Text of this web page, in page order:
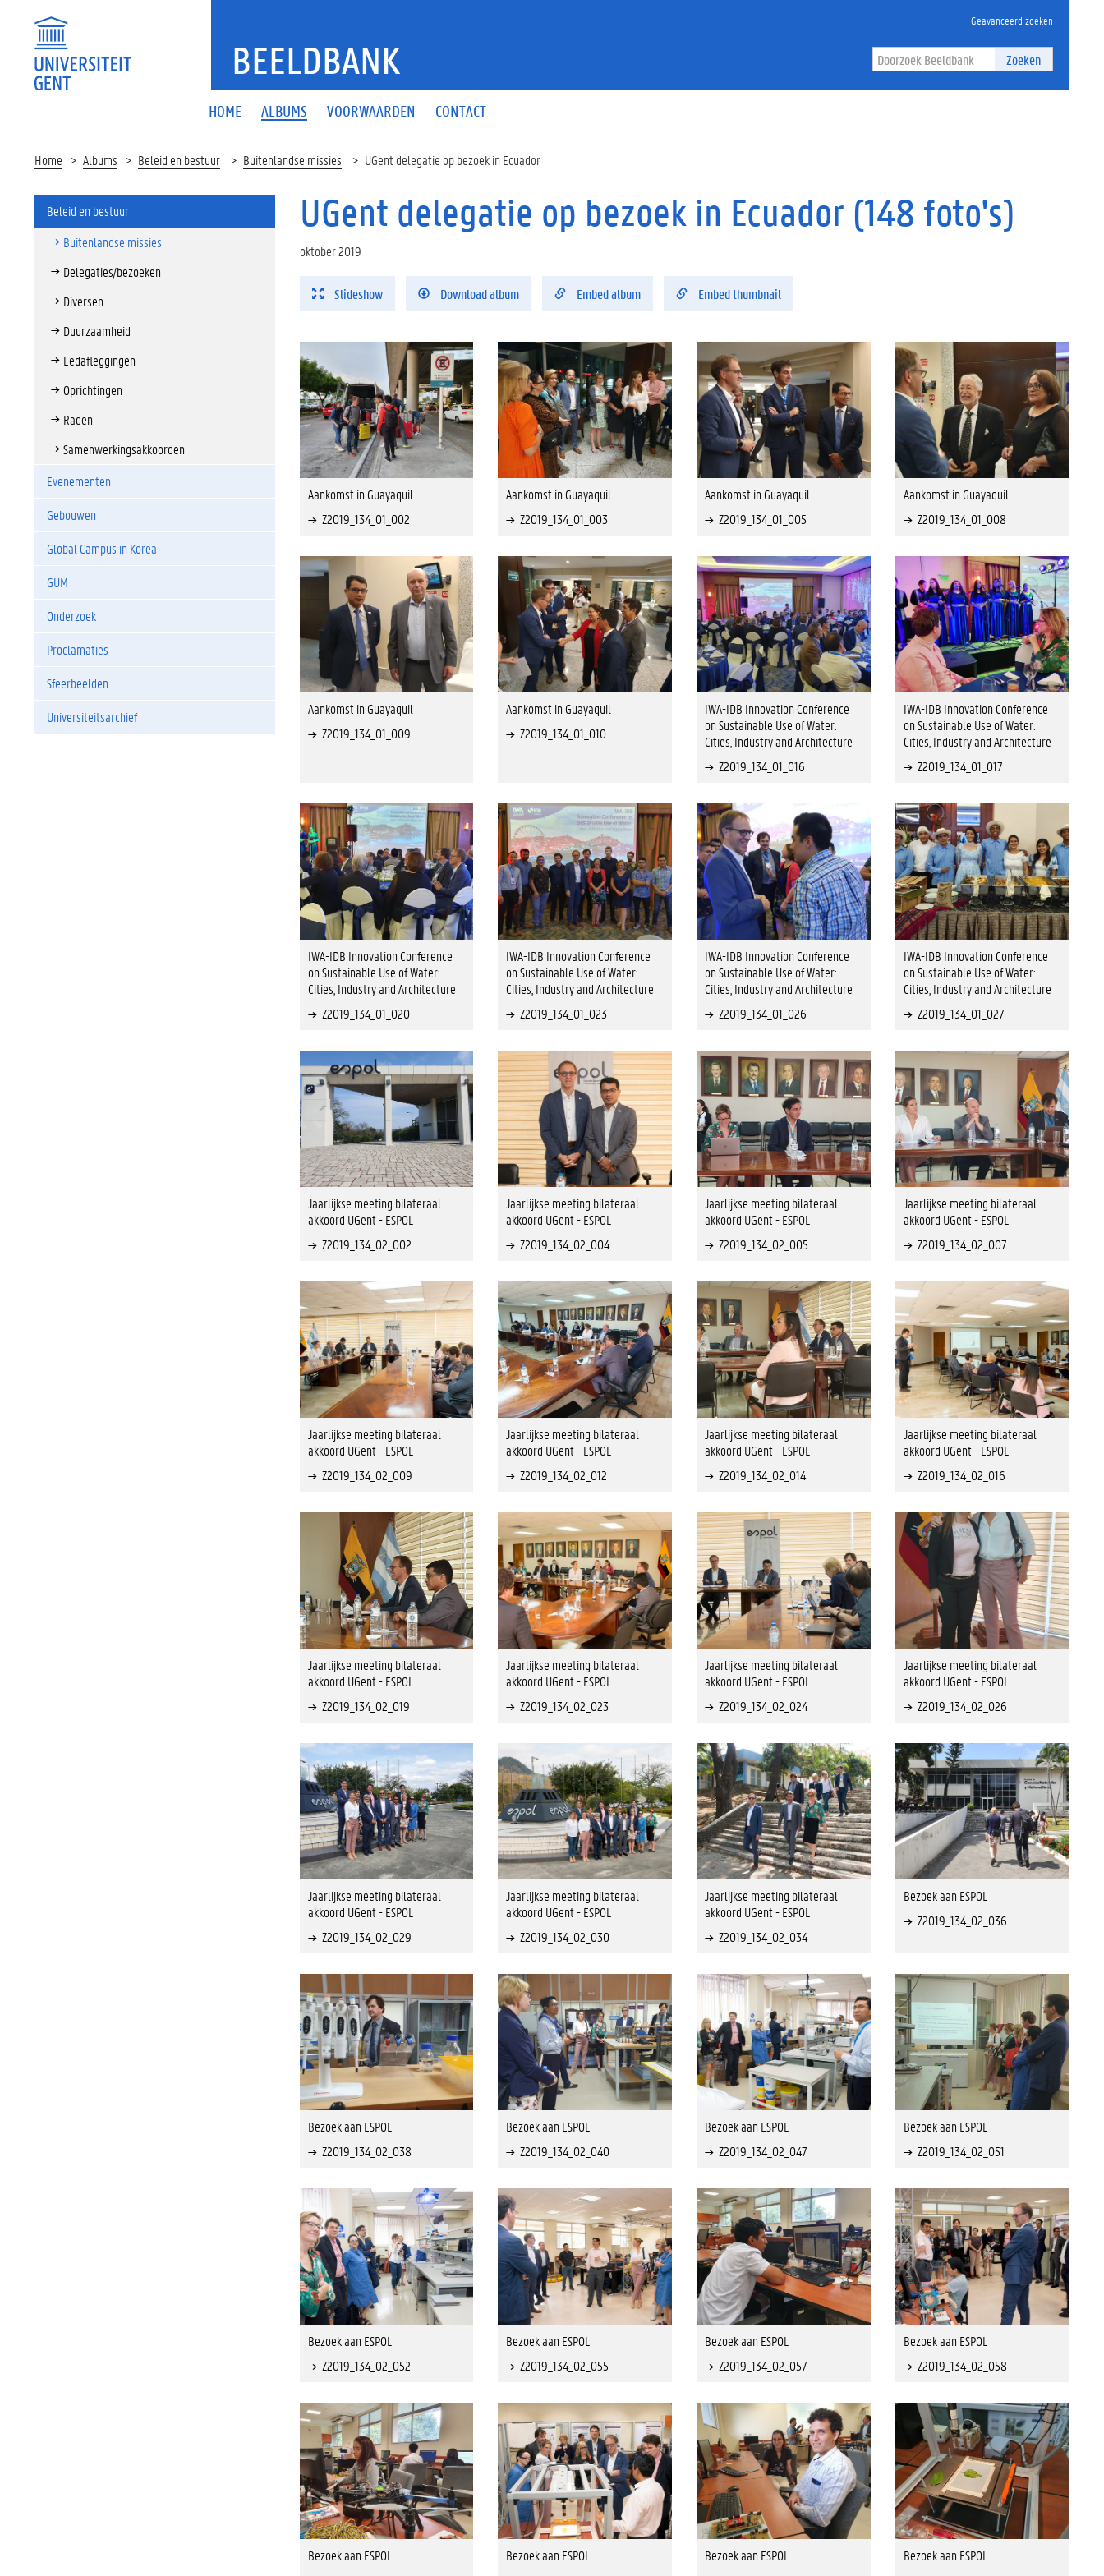
BEELDBANK
Geavanceerd zoeken
Zoeken
HOME ALBUMS VOORWAARDEN CONTACT
Home Albums Beleid en bestuur Buitenlandse missies UGent delegatie op bezoek in Ecuador
Beleid en bestuur
Buitenlandse missies
Delegaties/bezoeken
Diversen
Duurzaamheid
Eedafleggingen
Oprichtingen
Raden
Samenwerkingsakkoorden
Evenementen
Gebouwen
Global Campus in Korea
GUM
Onderzoek
Proclamaties
Sfeerbeelden
Universiteitsarchief
UGent delegatie op bezoek in Ecuador (148 foto's)
oktober 2019
Slideshow Download album Embed album Embed thumbnail
Aankomst in Guayaquil
Z2019_134_01_002
Aankomst in Guayaquil
Z2019_134_01_003
Aankomst in Guayaquil
Z2019_134_01_005
Aankomst in Guayaquil
Z2019_134_01_008
Aankomst in Guayaquil
Z2019_134_01_009
Aankomst in Guayaquil
Z2019_134_01_010
IWA-IDB Innovation Conference
on Sustainable Use of Water:
Cities, Industry and Architecture
Z2019_134_01_016
IWA-IDB Innovation Conference
on Sustainable Use of Water:
Cities, Industry and Architecture
Z2019_134_01_017
IWA-IDB Innovation Conference
on Sustainable Use of Water:
Cities, Industry and Architecture
Z2019_134_01_020
IWA-IDB Innovation Conference
on Sustainable Use of Water:
Cities, Industry and Architecture
Z2019_134_01_023
IWA-IDB Innovation Conference
on Sustainable Use of Water:
Cities, Industry and Architecture
Z2019_134_01_026
IWA-IDB Innovation Conference
on Sustainable Use of Water:
Cities, Industry and Architecture
Z2019_134_01_027
Jaarlijkse meeting bilateraal
akkoord UGent - ESPOL
Z2019_134_02_002
Jaarlijkse meeting bilateraal
akkoord UGent - ESPOL
Z2019_134_02_004
Jaarlijkse meeting bilateraal
akkoord UGent - ESPOL
Z2019_134_02_005
Jaarlijkse meeting bilateraal
akkoord UGent - ESPOL
Z2019_134_02_007
Jaarlijkse meeting bilateraal
akkoord UGent - ESPOL
Z2019_134_02_009
Jaarlijkse meeting bilateraal
akkoord UGent - ESPOL
Z2019_134_02_012
Jaarlijkse meeting bilateraal
akkoord UGent - ESPOL
Z2019_134_02_014
Jaarlijkse meeting bilateraal
akkoord UGent - ESPOL
Z2019_134_02_016
Jaarlijkse meeting bilateraal
akkoord UGent - ESPOL
Z2019_134_02_019
Jaarlijkse meeting bilateraal
akkoord UGent - ESPOL
Z2019_134_02_023
Jaarlijkse meeting bilateraal
akkoord UGent - ESPOL
Z2019_134_02_024
Jaarlijkse meeting bilateraal
akkoord UGent - ESPOL
Z2019_134_02_026
Jaarlijkse meeting bilateraal
akkoord UGent - ESPOL
Z2019_134_02_029
Jaarlijkse meeting bilateraal
akkoord UGent - ESPOL
Z2019_134_02_030
Jaarlijkse meeting bilateraal
akkoord UGent - ESPOL
Z2019_134_02_034
Bezoek aan ESPOL
Z2019_134_02_036
Bezoek aan ESPOL
Z2019_134_02_038
Bezoek aan ESPOL
Z2019_134_02_040
Bezoek aan ESPOL
Z2019_134_02_047
Bezoek aan ESPOL
Z2019_134_02_051
Bezoek aan ESPOL
Z2019_134_02_052
Bezoek aan ESPOL
Z2019_134_02_055
Bezoek aan ESPOL
Z2019_134_02_057
Bezoek aan ESPOL
Z2019_134_02_058
Bezoek aan ESPOL
Bezoek aan ESPOL
Bezoek aan ESPOL
Bezoek aan ESPOL